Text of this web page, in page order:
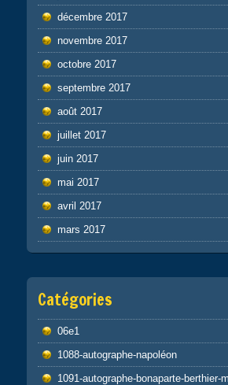
décembre 2017
novembre 2017
octobre 2017
septembre 2017
août 2017
juillet 2017
juin 2017
mai 2017
avril 2017
mars 2017
Catégories
06e1
1088-autographe-napoléon
1091-autographe-bonaparte-berthier-